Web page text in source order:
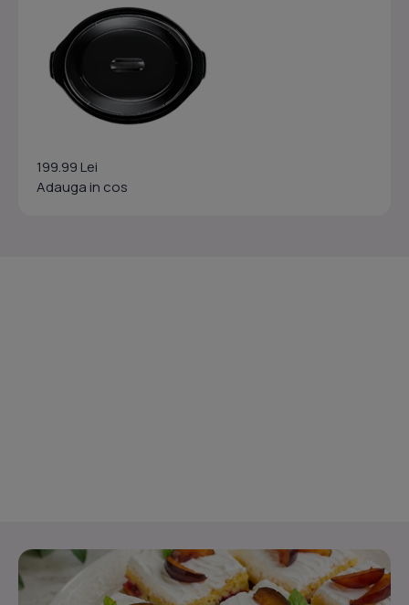
199.99 Lei
Adauga in cos